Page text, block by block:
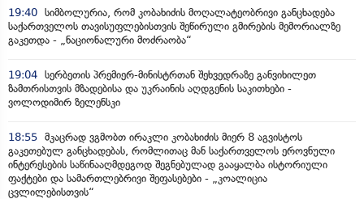
19:40 სიმბოლურია, რომ კობახიძის მოღალატეობრივი განცხადება
საქართველოს თავისუფლებისთვის შეწირული გმირების მემორიალზე
გაკეთდა - „ნაციონალური მოძრაობა“
19:04 სერბეთის პრემიერ-მინისტრთან შეხვედრაზე განვიხილეთ
ზამთრისთვის მზადებისა და უკრაინის აღდგენის საკითხები -
ვოლოდიმირ ზელენსკი
18:55 მკაცრად ვგმობთ ირაკლი კობახიძის მიერ 8 აგვისტოს
გაკეთებულ განცხადებას, რომლითაც მან საქართველოს ეროვნული
ინტერესების საწინააღმდეგოდ შეგნებულად გააყალბა ისტორიული
ფაქტები და სამართლებრივი შეფასებები - „კოალიცია
ცვლილებისთვის“